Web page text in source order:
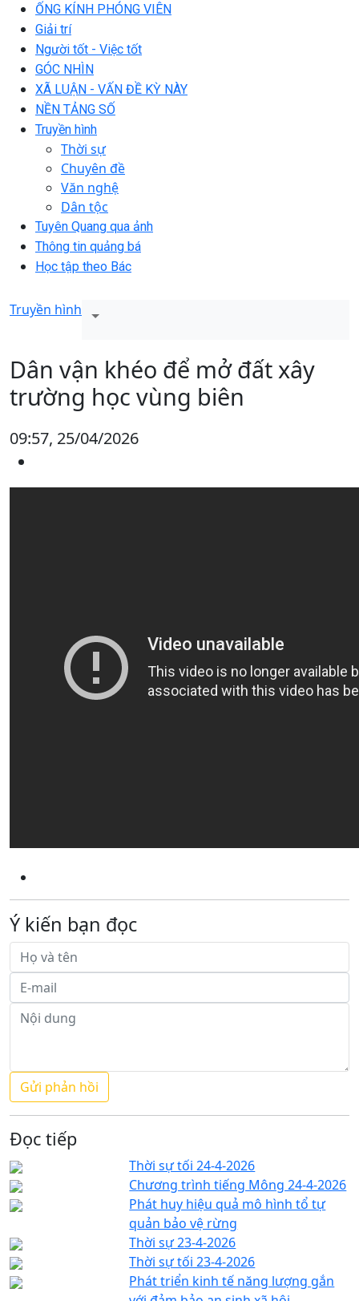
ỐNG KÍNH PHÓNG VIÊN
Giải trí
Người tốt - Việc tốt
GÓC NHÌN
XÃ LUẬN - VẤN ĐỀ KỲ NÀY
NỀN TẢNG SỐ
Truyền hình
Thời sự
Chuyên đề
Văn nghệ
Dân tộc
Tuyên Quang qua ảnh
Thông tin quảng bá
Học tập theo Bác
Truyền hình
Dân vận khéo để mở đất xây
trường học vùng biên
09:57, 25/04/2026
Ý kiến bạn đọc
Đọc tiếp
Thời sự tối 24-4-2026
Chương trình tiếng Mông 24-4-2026
Phát huy hiệu quả mô hình tổ tự
quản bảo vệ rừng
Thời sự 23-4-2026
Thời sự tối 23-4-2026
Phát triển kinh tế năng lượng gắn